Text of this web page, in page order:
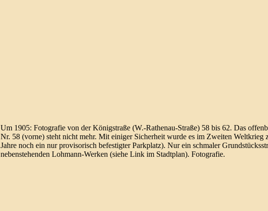
Um 1905: Fotografie von der König­straße (W.-Rathenau-Straße) 58 bis 62. Das
Nr. 58 (vorne) steht nicht mehr. Mit einiger Sicher­heit wurde es im Zweiten Welt­krieg
Jahre noch ein nur provi­so­risch be­fes­tigter Park­platz). Nur ein schmaler
neben­stehenden Lohmann-Werken (siehe Link im Stadt­plan). Fotografie.